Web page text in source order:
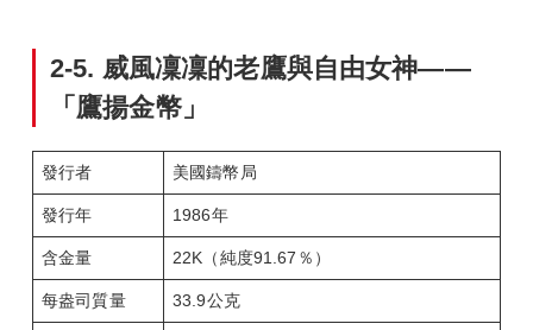
2-5. 威風凜凜的老鷹與自由女神——
「鷹揚金幣」
發行者 美國鑄幣局
發行年 1986年
含金量 22K（純度91.67％）
每盎司質量 33.9公克